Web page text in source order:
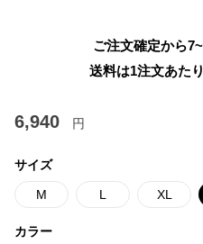
ご注文確定から
送料は1注文あたり
6,940 円
サイズ
M L XL
カラー